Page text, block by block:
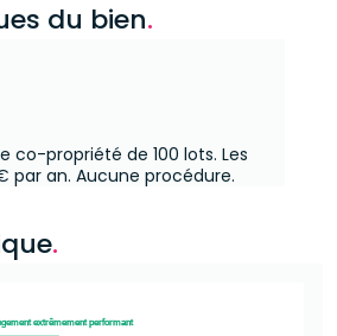
du bien.
co-propriété de 100 lots. Les
par an. Aucune procédure.
.
extrêmement performant